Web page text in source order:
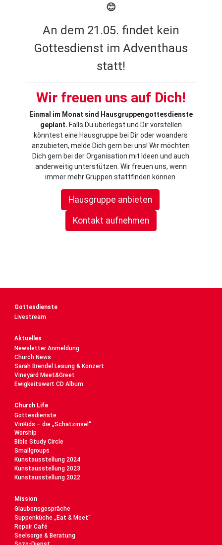
😊
An dem 21.05. findet kein
Gottesdienst im Adventhaus
statt!
Wir freuen uns auf Dich!
Einmal im Monat sind Hausgruppengottesdienste
geplant. Falls Du überlegst und Dir vorstellen
könntest eine Hausgruppe bei Dir oder woanders
anzubieten, melde Dich gern bei uns! Wir möchten
Dich gern bei der Organisation mit Ideen und auch
anderweitig unterstützen. Wir freuen uns, wenn
immer mehr Gruppen stattfinden können.
Hausgruppe anbieten
Kontakt aufnehmen
Gottesdienste
Livestream
Aktuelles
Newsletter Anmeldung
Church News
Sarah Brendel Lesung & Konzert
Vineyard Meet&Greet
Ewigkeitswert CD Album
Church Life
Gottesdienste
VinKids – die „Schatzinsel“
Worship
Bible Study Circle
Smallgroups
Kunstausstellung 2024
Kunstausstellung 2023
Kunstausstellung 2022
Mission
Glaubensgespräche
Suppenküche „Eat & Meet“
Repair Café
Seelsorge & Beratung